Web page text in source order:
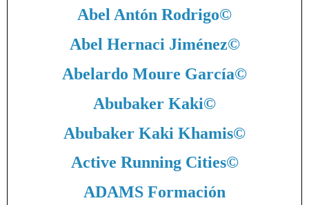
Abel Antón Rodrigo©
Abel Hernaci Jiménez©
Abelardo Moure García©
Abubaker Kaki©
Abubaker Kaki Khamis©
Active Running Cities©
ADAMS Formación